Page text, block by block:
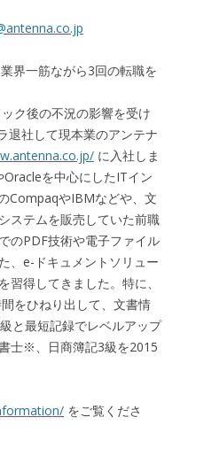
界一筋ながら3回の転職を
ク後の不況の影響を受け
退社して現本業のアンテナ
に入社しま
を中心にしたITイン
CompaqやIBMなどや、文
ステムを販売していた前職
のPDF技術や電子ファイル
、e-ドキュメントソリュー
習得してきました。特に、
をひねり出して、文書情
と最短記録でレベルアップ
士※、日商簿記3級を2015
をご覧くださ